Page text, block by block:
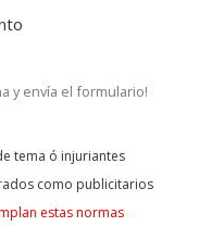
y envía el formulario!
tema ó injuriantes
como publicitarios
estas normas